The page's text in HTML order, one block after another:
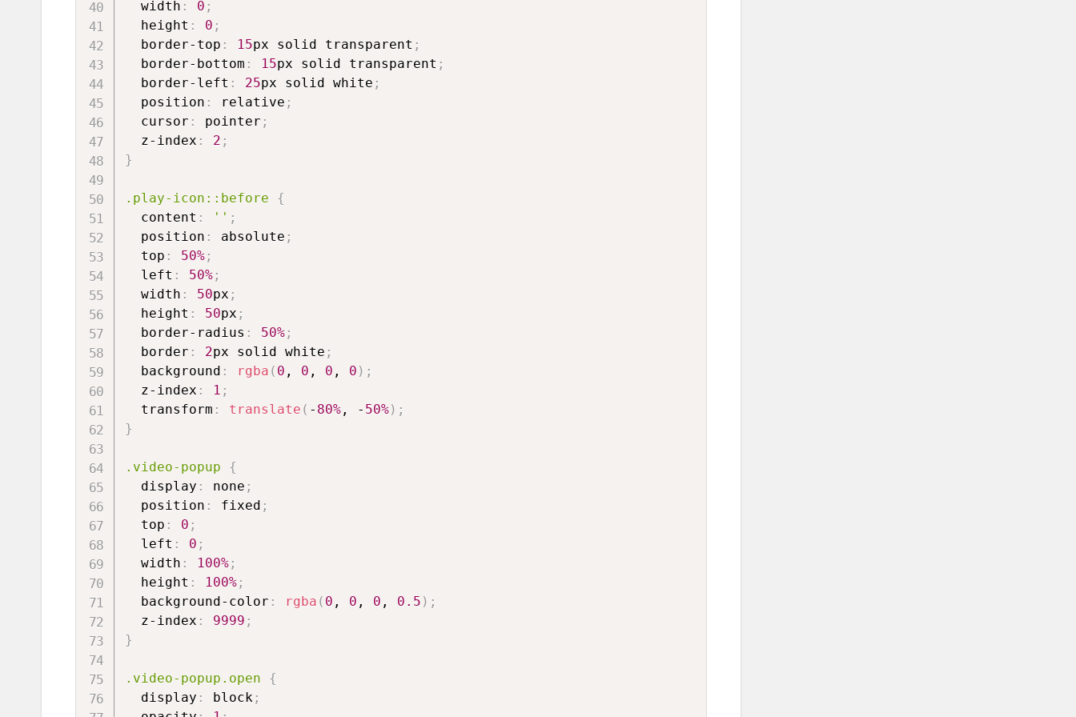
width : 0 ;
height : 0 ;
border-top : 15px solid transparent ;
border-bottom : 15px solid transparent ;
border-left : 25px solid white ;
position : relative ;
cursor : pointer ;
z-index : 2 ;
}
.play-icon ::before
{
content : '' ;
position : absolute ;
top : 50%;
left : 50%;
width : 50px ;
height : 50px ;
border-radius : 50%;
border : 2px solid white ;
background : rgba ( 0 , 0 , 0 , 0 ) ;
z-index : 1 ;
transform : translate ( - 80%, - 50%) ;
}
.video-popup
{
display : none ;
position : fixed ;
top : 0 ;
left : 0 ;
width : 100%;
height : 100%;
background-color : rgba ( 0 , 0 , 0 , 0.5 ) ;
z-index : 9999 ;
}
.video-popup.open
{
display : block;